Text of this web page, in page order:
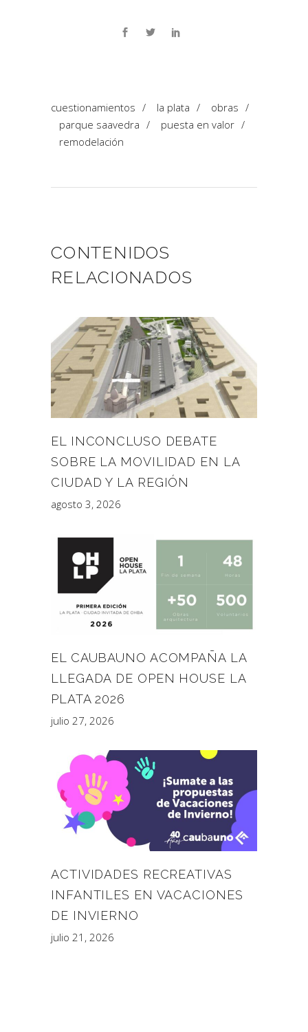
cuestionamientos / la plata / obras /
parque saavedra / puesta en valor /
remodelación
CONTENIDOS
RELACIONADOS
EL INCONCLUSO DEBATE
SOBRE LA MOVILIDAD EN LA
CIUDAD Y LA REGIÓN
agosto 3, 2026
EL CAUBAUNO ACOMPAÑA LA
LLEGADA DE OPEN HOUSE LA
PLATA 2026
julio 27, 2026
ACTIVIDADES RECREATIVAS
INFANTILES EN VACACIONES
DE INVIERNO
julio 21, 2026